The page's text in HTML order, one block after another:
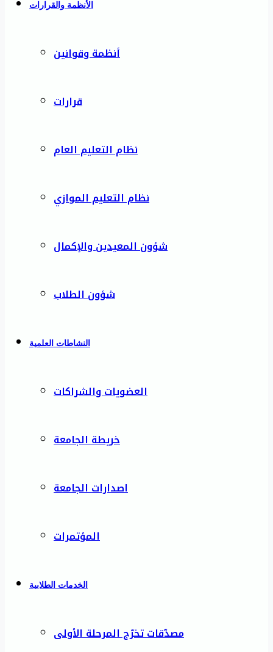
الأنظمة والقرارات
أنظمة وقوانين
قرارات
نظام التعليم العام
نظام التعليم الموازي
شؤون المعيدين والإكمال
شؤون الطلاب
النشاطات العلمية
العضويات والشراكات
خريطة الجامعة
اصدارات الجامعة
المؤتمرات
الخدمات الطلابية
مصدّقات تخرّج المرحلة الأولى